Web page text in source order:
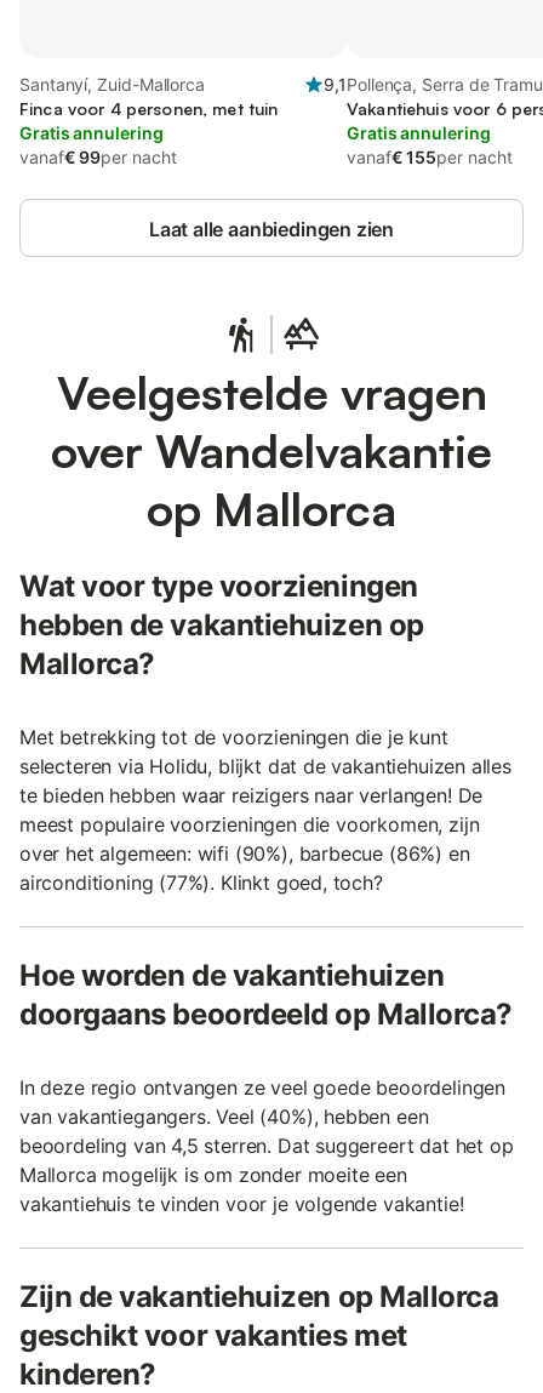
Santanyí, Zuid-Mallorca
9,1
Finca voor 4 personen, met tuin
Gratis annulering
vanaf€ 99per nacht
Pollença, Serra de
Vakantiehuis voor 6
Gratis annulering
vanaf€ 155per nacht
Laat alle aanbiedingen zien
Veelgestelde vragen
over Wandelvakantie
op Mallorca
Wat voor type voorzieningen
hebben de vakantiehuizen op
Mallorca?
Met betrekking tot de voorzieningen die je kunt
selecteren via Holidu, blijkt dat de vakantiehuizen alles
te bieden hebben waar reizigers naar verlangen! De
meest populaire voorzieningen die voorkomen, zijn
over het algemeen: wifi (90%), barbecue (86%) en
airconditioning (77%). Klinkt goed, toch?
Hoe worden de vakantiehuizen
doorgaans beoordeeld op Mallorca?
In deze regio ontvangen ze veel goede beoordelingen
van vakantiegangers. Veel (40%), hebben een
beoordeling van 4,5 sterren. Dat suggereert dat het op
Mallorca mogelijk is om zonder moeite een
vakantiehuis te vinden voor je volgende vakantie!
Zijn de vakantiehuizen op Mallorca
geschikt voor vakanties met
kinderen?